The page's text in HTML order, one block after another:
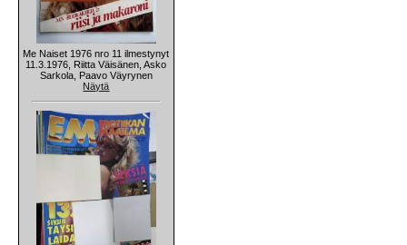
Me Naiset 1976 nro 11 ilmestynyt
11.3.1976, Riitta Väisänen, Asko
Sarkola, Paavo Väyrynen
Näytä